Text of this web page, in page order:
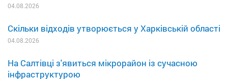
04.08.2026
Скільки відходів утворюється у Харківській області
04.08.2026
На Салтівці з'явиться мікрорайон із сучасною
інфраструктурою